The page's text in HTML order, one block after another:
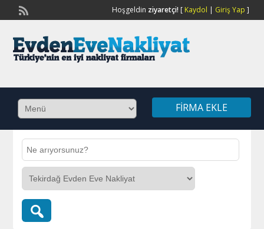
Hoşgeldin ziyaretçi![ Kaydol | Giriş Yap ]
FIRMA EKLE